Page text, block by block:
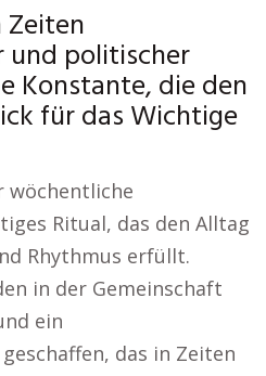
Zeiten
und politischer
Konstante, die den
für das Wichtige
wöchentliche
Ritual, das den Alltag
Rhythmus erfüllt.
in der Gemeinschaft
ein
das in Zeiten